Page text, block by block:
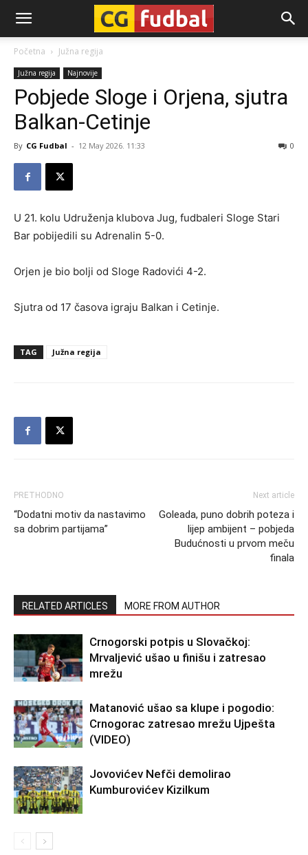
CG-
Fudbal
Početna Južna regija
Južna regija Najnovije
Pobjede Sloge i Orjena, sjutra
Balkan-Cetinje
By CG Fudbal - 12 May 2026. 11:33 0
U 21. kolu Udruženja klubova Jug, fudbaleri Sloge Stari
Bar pobijedili su Adrenalin 5-0.
Orjen je bio bolji od Sloge Radovići 4-2.
Sjutra od 17 časova igraju Balkan i Cetinje.
TAG Južna regija
PRETHODNO
“Dodatni motiv da nastavimo
sa dobrim partijama”
Next article
Goleada, puno dobrih poteza i
lijep ambijent – pobjeda
Budućnosti u prvom meču
finala
RELATED ARTICLES MORE FROM AUTHOR
Crnogorski potpis u Slovačkoj:
Mrvaljević ušao u finišu i zatresao
mrežu
Matanović ušao sa klupe i pogodio:
Crnogorac zatresao mrežu Ujpešta
(VIDEO)
Jovovićev Nefči demolirao
Kumburovićev Kizilkum